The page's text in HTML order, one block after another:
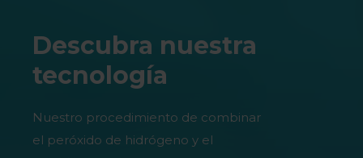
Descubra nuestra
tecnología
Nuestro procedimiento de combinar
el peróxido de hidrógeno y el